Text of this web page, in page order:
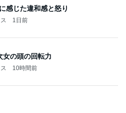
感じた違和感と怒り
1日前
女の頭の回転力
10時間前